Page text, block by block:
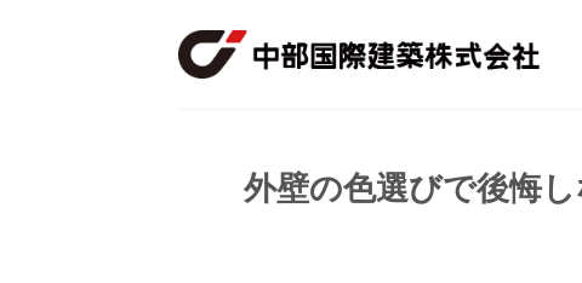
外壁の色選びで後悔